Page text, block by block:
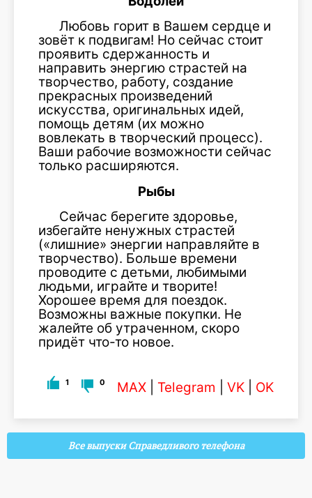
Любовь горит в Вашем сердце и
зовёт к подвигам! Но сейчас стоит
проявить сдержанность и
направить энергию страстей на
творчество, работу, создание
прекрасных произведений
искусства, оригинальных идей,
помощь детям (их можно
вовлекать в творческий процесс).
Ваши рабочие возможности сейчас
только расширяются.
Рыбы
Сейчас берегите здоровье,
избегайте ненужных страстей
(«лишние» энергии направляйте в
творчество). Больше времени
проводите с детьми, любимыми
людьми, играйте и творите!
Хорошее время для поездок.
Возможны важные покупки. Не
жалейте об утраченном, скоро
придёт что-то новое.
1 0 MAX Telegram VK OK
Все выпуски Справедливого телефона